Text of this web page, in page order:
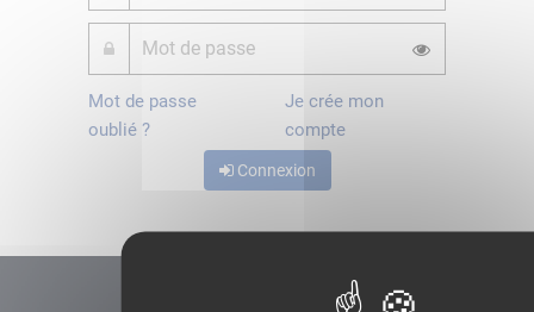
Mot de passe
oublié ?
Je crée mon
compte
Connexion